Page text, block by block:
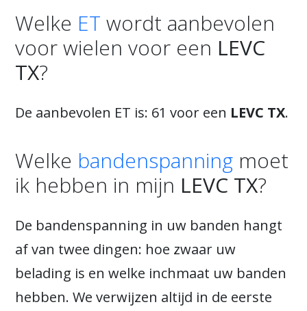
Welke ET wordt aanbevolen
voor wielen voor een LEVC
TX?
De aanbevolen ET is: 61 voor een LEVC TX.
Welke bandenspanning moet
ik hebben in mijn LEVC TX?
De bandenspanning in uw banden hangt
af van twee dingen: hoe zwaar uw
belading is en welke inchmaat uw banden
hebben. We verwijzen altijd in de eerste